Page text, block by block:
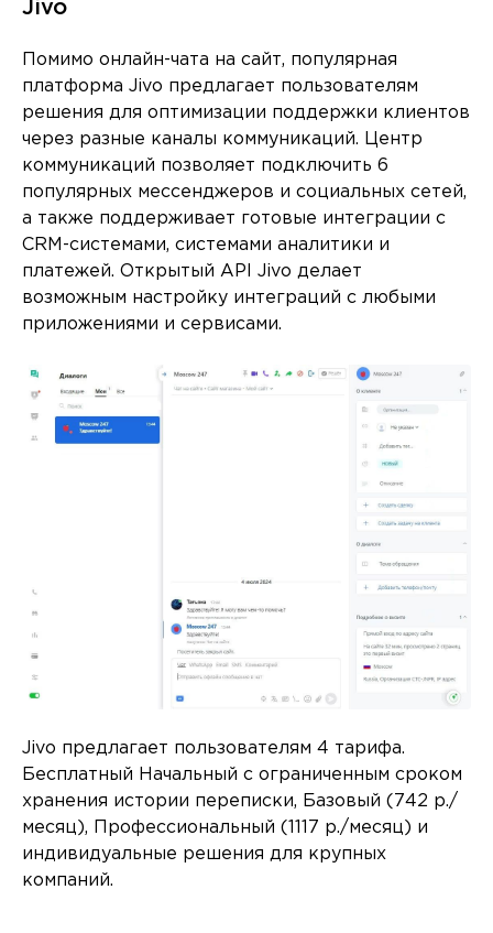
Jivo
Помимо онлайн-чата на сайт, популярная
платформа Jivo предлагает пользователям
решения для оптимизации поддержки клиентов
через разные каналы коммуникаций. Центр
коммуникаций позволяет подключить 6
популярных мессенджеров и социальных сетей,
а также поддерживает готовые интеграции с
CRM-системами, системами аналитики и
платежей. Открытый API Jivo делает
возможным настройку интеграций с любыми
приложениями и сервисами.
Jivo предлагает пользователям 4 тарифа.
Бесплатный Начальный с ограниченным сроком
хранения истории переписки, Базовый (742 р./
месяц), Профессиональный (1117 р./месяц) и
индивидуальные решения для крупных
компаний.